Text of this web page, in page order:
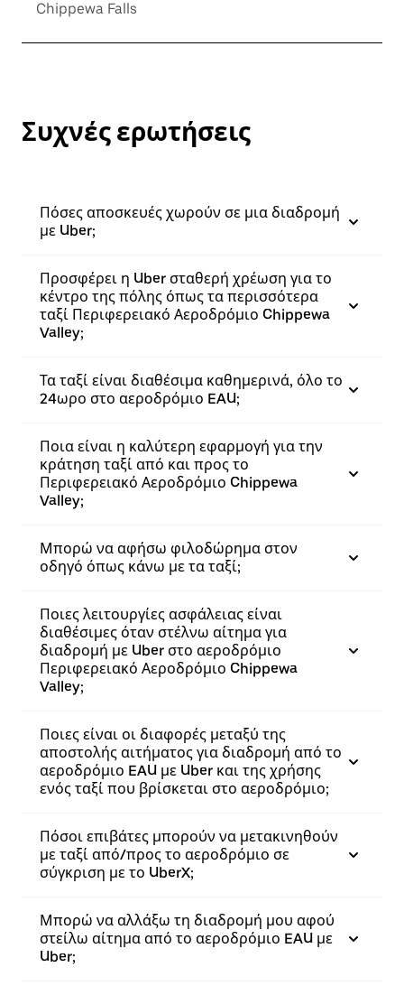
Chippewa Falls
Συχνές ερωτήσεις
Πόσες αποσκευές χωρούν σε μια διαδρομή
με Uber;
Προσφέρει η Uber σταθερή χρέωση για το
κέντρο της πόλης όπως τα περισσότερα
ταξί Περιφερειακό Αεροδρόμιο Chippewa
Valley;
Τα ταξί είναι διαθέσιμα καθημερινά, όλο το
24ωρο στο αεροδρόμιο EAU;
Ποια είναι η καλύτερη εφαρμογή για την
κράτηση ταξί από και προς το
Περιφερειακό Αεροδρόμιο Chippewa
Valley;
Μπορώ να αφήσω φιλοδώρημα στον
οδηγό όπως κάνω με τα ταξί;
Ποιες λειτουργίες ασφάλειας είναι
διαθέσιμες όταν στέλνω αίτημα για
διαδρομή με Uber στο αεροδρόμιο
Περιφερειακό Αεροδρόμιο Chippewa
Valley;
Ποιες είναι οι διαφορές μεταξύ της
αποστολής αιτήματος για διαδρομή από το
αεροδρόμιο EAU με Uber και της χρήσης
ενός ταξί που βρίσκεται στο αεροδρόμιο;
Πόσοι επιβάτες μπορούν να μετακινηθούν
με ταξί από/προς το αεροδρόμιο σε
σύγκριση με το UberX;
Μπορώ να αλλάξω τη διαδρομή μου αφού
στείλω αίτημα από το αεροδρόμιο EAU με
Uber;